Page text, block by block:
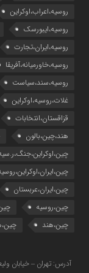
روسیه،اعراب،اوکراین
روسیه،ایبورسک
روسیه،ایران،تجارت
روسیه،خاورمیانه،آفریقا
روسیه،سند،سیاست
غلات،روسیه،اوکراین
قزاقستان،انتخابات
هند،چین،بالون
چین،ایران،عربستان
چین،روسیه
چین،هند